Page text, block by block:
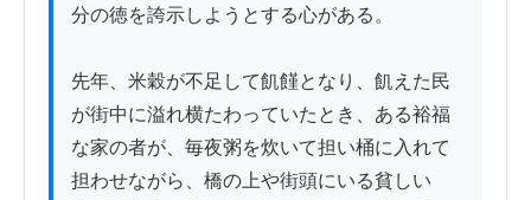
分の徳を誇示しようとする心がある。
先年、米穀が不足して飢饉となり、飢えた民
が街中に溢れ横たわっていたとき、ある裕福
な家の者が、毎夜粥を炊いて担い桶に入れて
担わせながら、橋の上や街頭にいる貧しい